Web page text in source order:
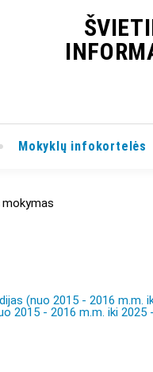
Mokyklų infokortelės
(nuo 2015 - 2016 m.m.
2015 - 2016 m.m. iki 2025